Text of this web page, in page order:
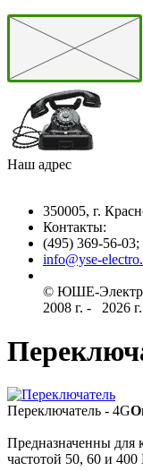
Наш адрес
350005, г.
Контакты: ­
(495) 369-56-03;
info@yse-
© ЮШЕ-
2008 г­. - ­ ­­­­­
2026 г.
Переключатель - 4G
Предназначенны для
частотой 50, 60 и